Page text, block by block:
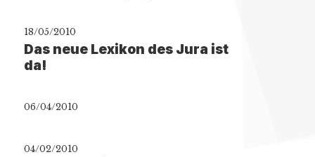
18/05/2010
Das neue Lexikon des Jura ist
da!
06/04/2010
04/02/2010